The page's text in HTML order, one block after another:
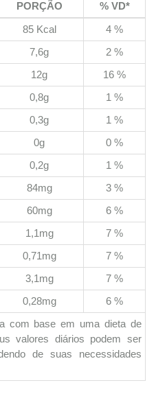
PORÇÃO
% VD*
85 Kcal
4 %
7,6g
2 %
12g
16 %
0,8g
1 %
0,3g
1 %
0g
0 %
0,2g
1 %
84mg
3 %
60mg
6 %
1,1mg
7 %
0,71mg
7 %
3,1mg
7 %
0,28mg
6 %
com base em uma dieta de
valores diários podem ser
de suas necessidades